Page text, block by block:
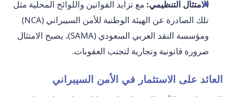
الامتثال التنظيمي: مع تزايد القوانين واللوائح المحلية مثل
تلك الصادرة عن الهيئة الوطنية للأمن السيبراني (NCA)
ومؤسسة النقد العربي السعودي (SAMA)، يصبح الامتثال
ضرورة قانونية وتجارية لتجنب العقوبات.
العائد على الاستثمار في الأمن السيبراني